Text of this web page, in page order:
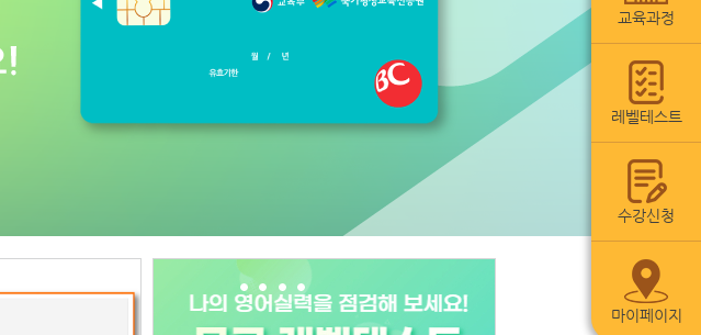
교육과정
레벨테스트
수강신청
마이페이지